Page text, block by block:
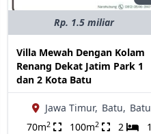
Rp. 1.5 miliar
Villa Mewah Dengan Kolam
Renang Dekat Jatim Park 1
dan 2 Kota Batu
Jawa Timur, Batu, Batu
70m2 100m2 2 1